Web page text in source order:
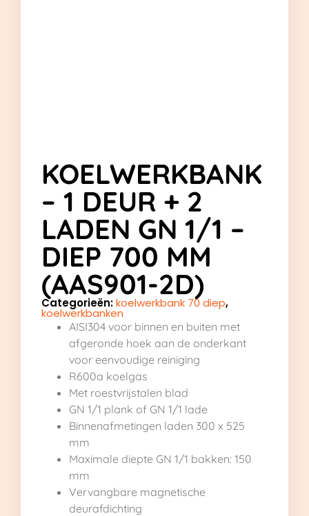
KOELWERKBANK
– 1 DEUR + 2
LADEN GN 1/1 –
DIEP 700 MM
(AAS901-2D)
Categorieën:koelwerkbank 70 diep,
koelwerkbanken
AISI304 voor binnen en buiten met
afgeronde hoek aan de onderkant
voor eenvoudige reiniging
R600a koelgas
Met roestvrijstalen blad
GN 1/1 plank of GN 1/1 lade
Binnenafmetingen laden 300 x 525
mm
Maximale diepte GN 1/1 bakken: 150
mm
Vervangbare magnetische
deurafdichting